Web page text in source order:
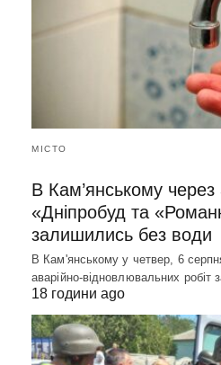
МІСТО
В Кам’янському
«Дніпробуд та
залишились без води
В Кам'янському у четвер, 6
аварійно-відновлювальних робіт
18 години ago